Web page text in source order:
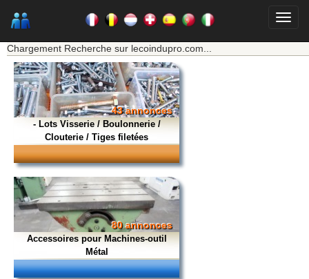
Chargement Recherche sur lecoindupro.com...
43 annonces
- Lots Visserie / Boulonnerie /
Clouterie / Tiges filetées
80 annonces
Accessoires pour Machines-outil
Métal